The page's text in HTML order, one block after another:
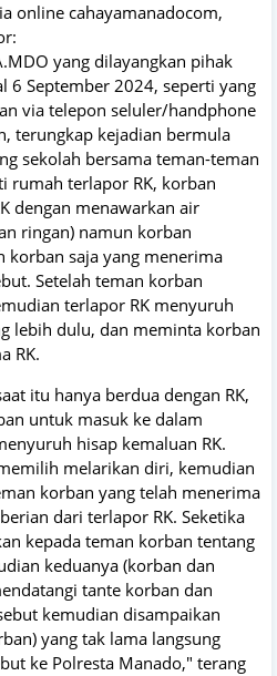
online cahayamanadocom,
yang dilayangkan pihak
6 September 2024, seperti yang
via telepon seluler/handphone
terungkap kejadian bermula
sekolah bersama teman-teman
rumah terlapor RK, korban
dengan menawarkan air
ringan) namun korban
korban saja yang menerima
Setelah teman korban
terlapor RK menyuruh
lebih dulu, dan meminta korban
RK.
itu hanya berdua dengan RK,
untuk masuk ke dalam
hisap kemaluan RK.
melarikan diri, kemudian
korban yang telah menerima
dari terlapor RK. Seketika
kepada teman korban tentang
keduanya (korban dan
tante korban dan
kemudian disampaikan
yang tak lama langsung
ke Polresta Manado," terang